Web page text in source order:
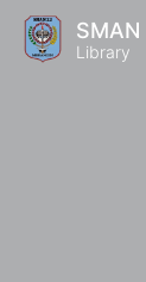
Library